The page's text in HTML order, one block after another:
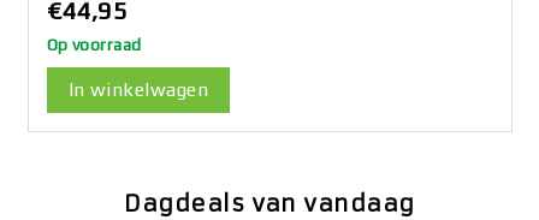
€44,95
Op voorraad
In winkelwagen
Dagdeals van vandaag